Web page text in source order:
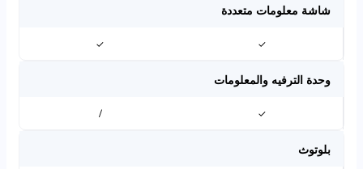
شاشة معلومات متعددة
✓
✓
وحدة الترفيه والمعلومات
✓
/
بلوتوث